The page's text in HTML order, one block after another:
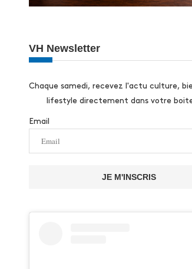
VH Newsletter
Chaque samedi, recevez l'actu culture,
lifestyle directement dans votre
Email
JE M'INSCRIS